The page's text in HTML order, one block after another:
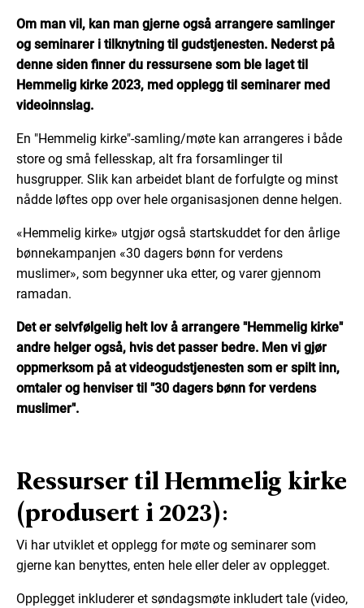
Om man vil, kan man gjerne også arrangere samlinger
og seminarer i tilknytning til gudstjenesten. Nederst på
denne siden finner du ressursene som ble laget til
Hemmelig kirke 2023, med opplegg til seminarer med
videoinnslag.
En "Hemmelig kirke"-samling/møte kan arrangeres i både
store og små fellesskap, alt fra forsamlinger til
husgrupper. Slik kan arbeidet blant de forfulgte og minst
nådde løftes opp over hele organisasjonen denne helgen.
«Hemmelig kirke» utgjør også startskuddet for den årlige
bønnekampanjen «30 dagers bønn for verdens
muslimer», som begynner uka etter, og varer gjennom
ramadan.
Det er selvfølgelig helt lov å arrangere "Hemmelig kirke"
andre helger også, hvis det passer bedre. Men vi gjør
oppmerksom på at videogudstjenesten som er spilt inn,
omtaler og henviser til "30 dagers bønn for verdens
muslimer".
Ressurser til Hemmelig kirke
(produsert i 2023):
Vi har utviklet et opplegg for møte og seminarer som
gjerne kan benyttes, enten hele eller deler av opplegget.
Opplegget inkluderer et søndagsmøte inkludert tale (video,